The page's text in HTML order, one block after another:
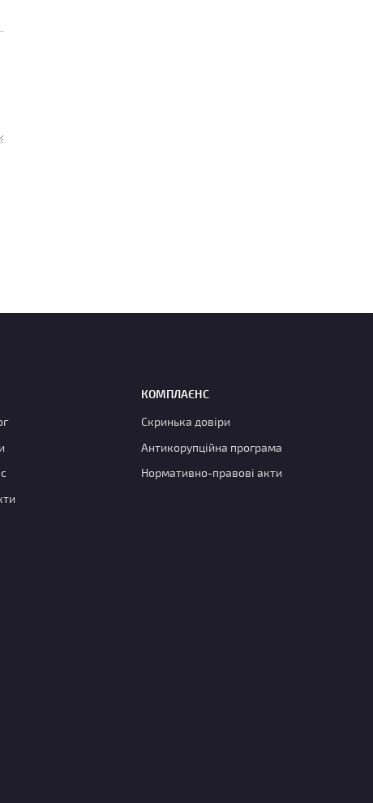
КОМПЛАЄНС
Скринька довіри
Антикорупційна програма
Нормативно-правові акти